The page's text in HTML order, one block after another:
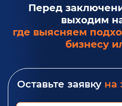
Перед
выходим
где выясняем
бизнесу
Оставьте заявку на